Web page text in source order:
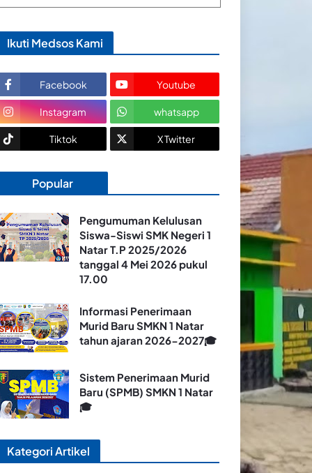
Ikuti Medsos Kami
Facebook Youtube
Instagram whatsapp
Tiktok X Twitter
Popular
Pengumuman Kelulusan
Siswa-Siswi SMK Negeri 1
Natar T.P 2025/2026
tanggal 4 Mei 2026 pukul
17.00
Informasi Penerimaan
Murid Baru SMKN 1 Natar
tahun ajaran 2026-2027🎓
Sistem Penerimaan Murid
Baru (SPMB) SMKN 1 Natar
🎓
Kategori Artikel